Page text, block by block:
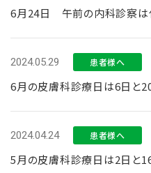
6月24日 午前の内科診察は
2024.05.29 患者様へ
6月の皮膚科診療日は6日と
2024.04.24 患者様へ
5月の皮膚科診療日は2日と